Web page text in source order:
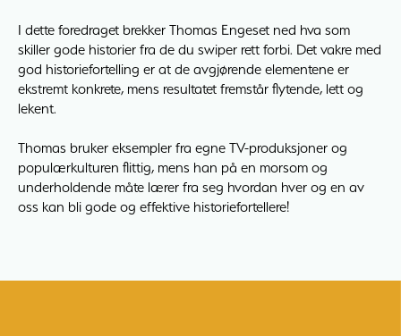
I dette foredraget brekker Thomas Engeset ned hva som
skiller gode historier fra de du swiper rett forbi. Det vakre med
god historiefortelling er at de avgjørende elementene er
ekstremt konkrete, mens resultatet fremstår flytende, lett og
lekent.
Thomas bruker eksempler fra egne TV-produksjoner og
populærkulturen flittig, mens han på en morsom og
underholdende måte lærer fra seg hvordan hver og en av
oss kan bli gode og effektive historiefortellere!